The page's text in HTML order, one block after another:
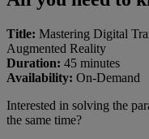
Title: Mastering Digital
Augmented Reality
Duration: 45 minutes
Availability: On-Demand
Interested in solving the
the same time?